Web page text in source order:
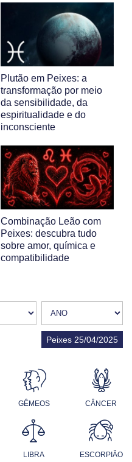
Plutão em Peixes: a
transformação por meio
da sensibilidade, da
espiritualidade e do
inconsciente
Combinação Leão com
Peixes: descubra tudo
sobre amor, química e
compatibilidade
Peixes 25/04/2025
GÊMEOS CÂNCER
LIBRA ESCORPIÃO